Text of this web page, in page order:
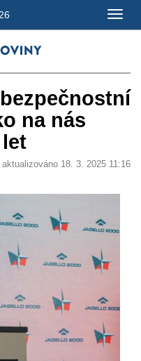
na nás
| aktualizováno 18. 3. 2025 11:16